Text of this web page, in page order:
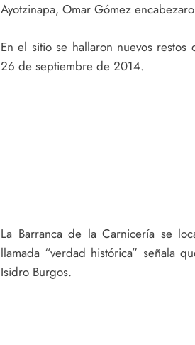
Ayotzinapa, Omar Gómez
En el sitio se hallaron nuevos
26 de septiembre de 2014.
La Barranca de la Carnicería se
llamada “verdad histórica” señala
Isidro Burgos.